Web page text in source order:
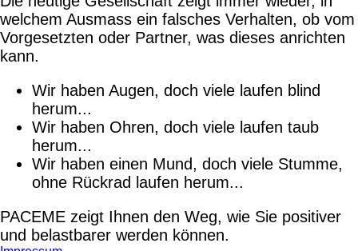
welchem Ausmass ein falsches Verhalten, ob vom
Vorgesetzten oder Partner, was dieses anrichten
kann.
Wir haben Augen, doch viele laufen blind
herum...
Wir haben Ohren, doch viele laufen taub
herum...
Wir haben einen Mund, doch viele Stumme,
ohne Rückrad laufen herum...
PACEME zeigt Ihnen den Weg, wie Sie positiver
und belastbarer werden können.